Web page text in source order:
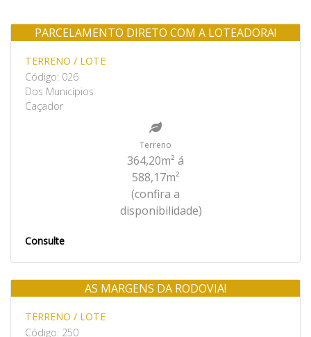
Venda
PARCELAMENTO DIRETO COM A LOTEADORA!
TERRENO / LOTE
Código: 026
Dos Municípios
Caçador
Terreno
364,20m² á
588,17m²
(confira a
disponibilidade)
Consulte
Venda
AS MARGENS DA RODOVIA!
TERRENO / LOTE
Código: 250